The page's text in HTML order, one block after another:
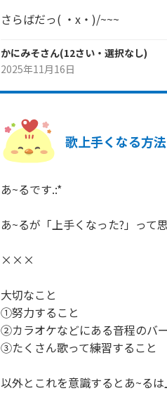
さらばだっ( ・x・)/~~~
かにみそさん(12さい・ 選択なし)
2025年11月16日
歌上手くなる方
あ~るです.:*
あ~るが「上手くなった?」って
×××
大切なこと
①努力すること
②カラオケなどにある音程のバ
③たくさん歌って練習すること
以外とこれを意識するとあ~る